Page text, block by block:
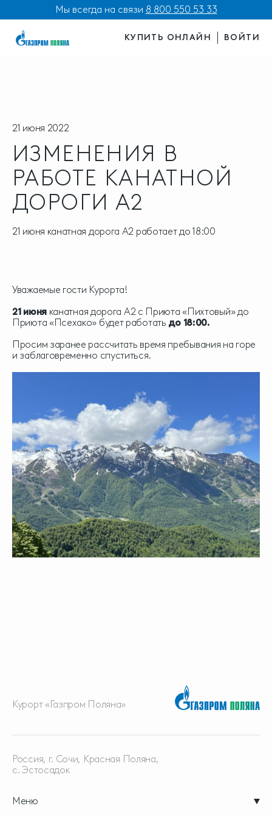
Мы всегда на связи 8 800 550 53 33
КУПИТЬ ОНЛАЙН ВОЙТИ
21 июня 2022
ИЗМЕНЕНИЯ В
РАБОТЕ КАНАТНОЙ
ДОРОГИ А2
21 июня канатная дорога А2 работает до 18:00
Уважаемые гости Курорта!
21 июняканатная дорога А2 с Приюта «Пихтовый» до
Приюта «Псехако» будет работать до 18:00.
Просим заранее рассчитать время пребывания на горе
и заблаговременно спуститься.
Курорт «Газпром Поляна»
Меню
Россия, г. Сочи, Красная Поляна,
с. Эстосадок